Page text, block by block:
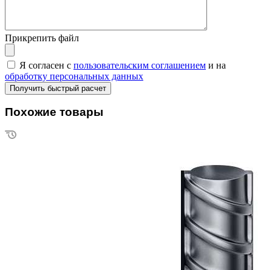
Прикрепить файл
Я согласен с пользовательским соглашением и на
обработку персональных данных
Похожие товары